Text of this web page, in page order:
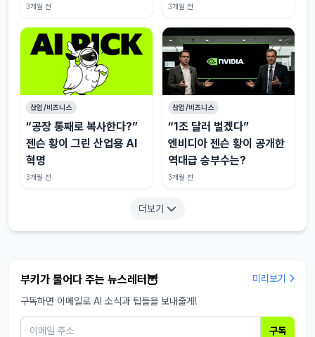
3개월 전 3개월 전
산업/비즈니스
“공장 통째로 복사한다?”
젠슨 황이 그린 산업용 AI
혁명
3개월 전
산업/비즈니스
“1조 달러 벌겠다”
엔비디아 젠슨 황이 공개한
역대급 승부수는?
3개월 전
더보기
부키가 물어다 주는 뉴스레터🦉
미리보기
구독하면 이메일로 AI 소식과 팁들을 보내줄게!
구독